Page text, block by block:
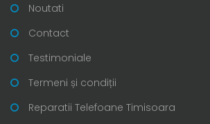
Noutati
Contact
Testimoniale
Termeni și condiții
Reparatii Telefoane Timisoara